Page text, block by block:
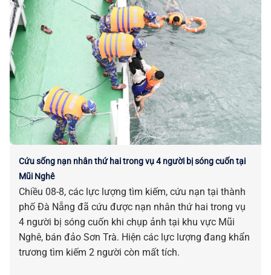
Cứu sống nạn nhân thứ hai trong vụ 4 người bị sóng cuốn tại
Mũi Nghê
Chiều 08-8, các lực lượng tìm kiếm, cứu nạn tại thành
phố Đà Nẵng đã cứu được nạn nhân thứ hai trong vụ
4 người bị sóng cuốn khi chụp ảnh tại khu vực Mũi
Nghê, bán đảo Sơn Trà. Hiện các lực lượng đang khẩn
trương tìm kiếm 2 người còn mất tích.